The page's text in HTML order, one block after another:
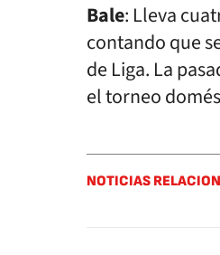
Bale: Lleva
contando que
de Liga. La
el torneo
NOTICIAS